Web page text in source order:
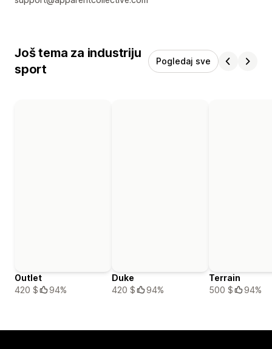
Još tema za industriju
sport
Pogledaj sve
Outlet
420 $
94%
Duke
420 $
94%
Terrain
500 $
94%